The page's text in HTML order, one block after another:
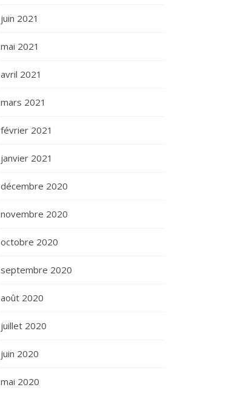
juin 2021
mai 2021
avril 2021
mars 2021
février 2021
janvier 2021
décembre 2020
novembre 2020
octobre 2020
septembre 2020
août 2020
juillet 2020
juin 2020
mai 2020